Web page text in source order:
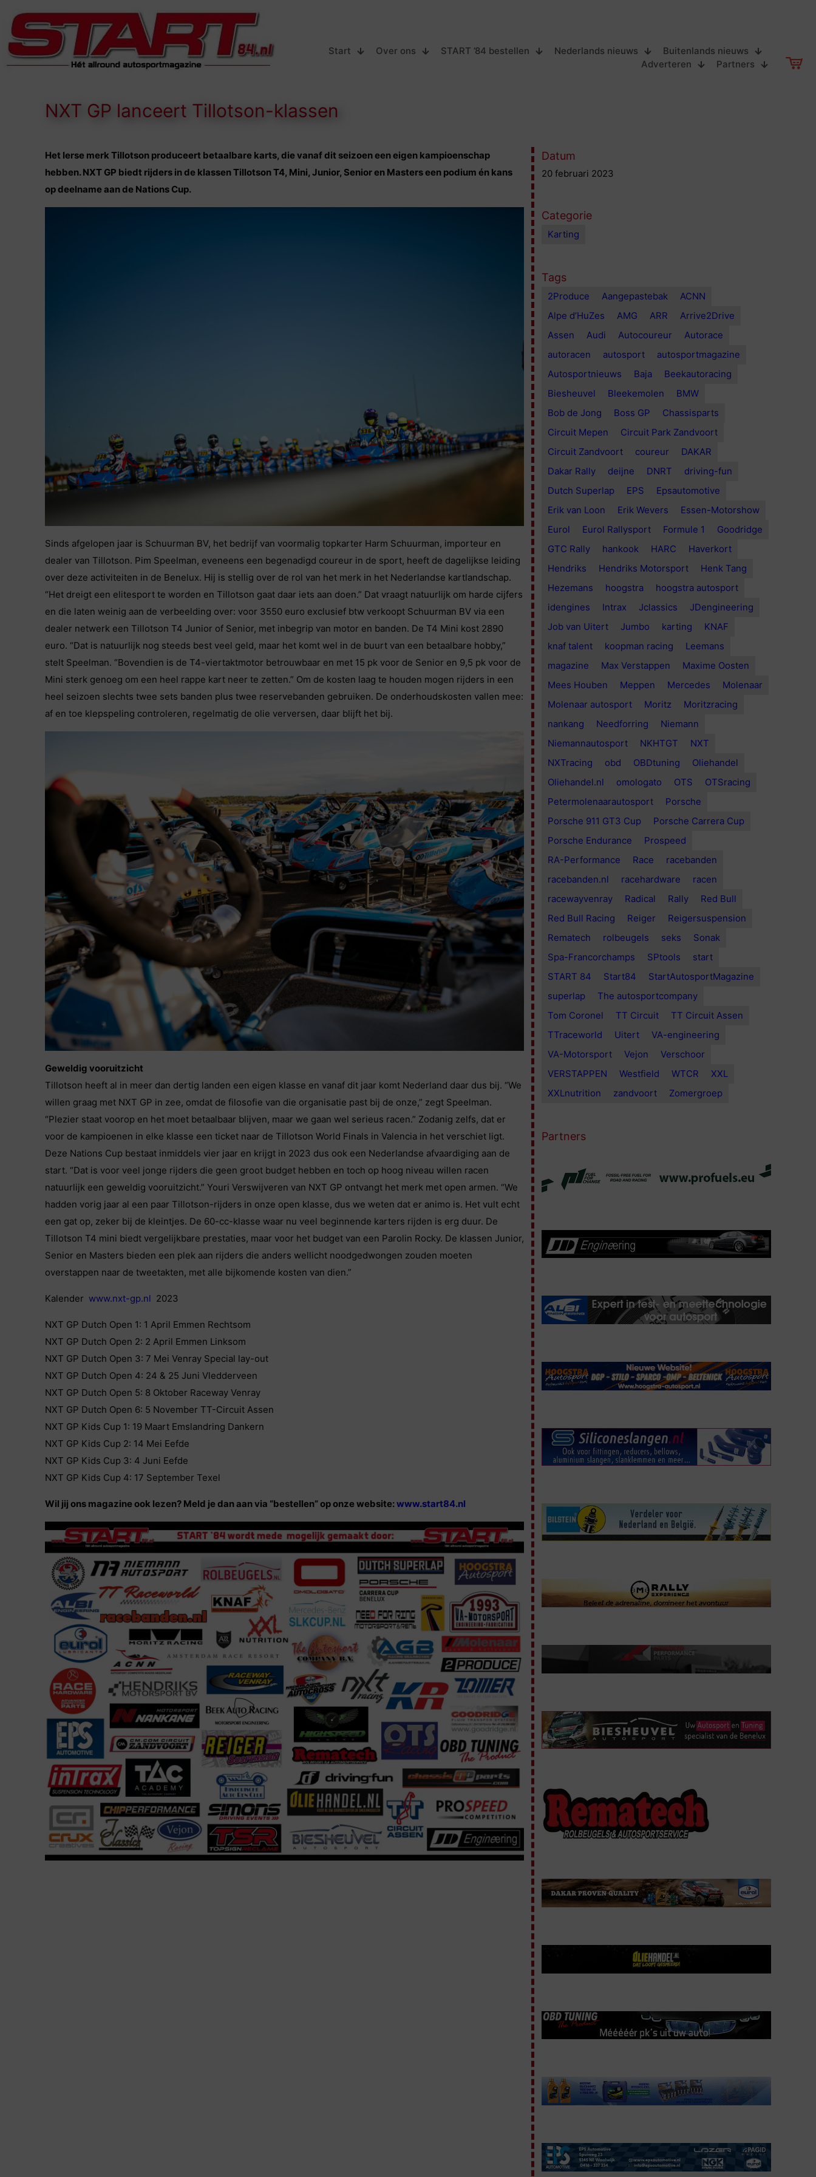
Start Over ons START ’84 bestellen Nederlands nieuws
Buitenlands nieuws
Adverteren
Partners
NXT GP lanceert Tillotson-klassen
Het Ierse merk Tillotson produceert betaalbare karts, die vanaf dit seizoen een eigen kampioenschap
hebben. NXT GP biedt rijders in de klassen Tillotson T4, Mini, Junior, Senior en Masters een podium én kans
op deelname aan de Nations Cup.
Sinds afgelopen jaar is Schuurman BV, het bedrijf van voormalig topkarter Harm Schuurman, importeur en
dealer van Tillotson. Pim Speelman, eveneens een begenadigd coureur in de sport, heeft de dagelijkse leiding
over deze activiteiten in de Benelux. Hij is stellig over de rol van het merk in het Nederlandse kartlandschap.
“Het dreigt een elitesport te worden en Tillotson gaat daar iets aan doen.” Dat vraagt natuurlijk om harde cijfers
en die laten weinig aan de verbeelding over: voor 3550 euro exclusief btw verkoopt Schuurman BV via een
dealer netwerk een Tillotson T4 Junior of Senior, met inbegrip van motor en banden. De T4 Mini kost 2890
euro. “Dat is natuurlijk nog steeds best veel geld, maar het komt wel in de buurt van een betaalbare hobby,”
stelt Speelman. “Bovendien is de T4-viertaktmotor betrouwbaar en met 15 pk voor de Senior en 9,5 pk voor de
Mini sterk genoeg om een heel rappe kart neer te zetten.” Om de kosten laag te houden mogen rijders in een
heel seizoen slechts twee sets banden plus twee reservebanden gebruiken. De onderhoudskosten vallen mee:
af en toe klepspeling controleren, regelmatig de olie verversen, daar blijft het bij.
Geweldig vooruitzicht
Tillotson heeft al in meer dan dertig landen een eigen klasse en vanaf dit jaar komt Nederland daar dus bij. “We
willen graag met NXT GP in zee, omdat de filosofie van die organisatie past bij de onze,” zegt Speelman.
“Plezier staat voorop en het moet betaalbaar blijven, maar we gaan wel serieus racen.” Zodanig zelfs, dat er
voor de kampioenen in elke klasse een ticket naar de Tillotson World Finals in Valencia in het verschiet ligt.
Deze Nations Cup bestaat inmiddels vier jaar en krijgt in 2023 dus ook een Nederlandse afvaardiging aan de
start. “Dat is voor veel jonge rijders die geen groot budget hebben en toch op hoog niveau willen racen
natuurlijk een geweldig vooruitzicht.” Youri Verswijveren van NXT GP ontvangt het merk met open armen. “We
hadden vorig jaar al een paar Tillotson-rijders in onze open klasse, dus we weten dat er animo is. Het vult echt
een gat op, zeker bij de kleintjes. De 60-cc-klasse waar nu veel beginnende karters rijden is erg duur. De
Tillotson T4 mini biedt vergelijkbare prestaties, maar voor het budget van een Parolin Rocky. De klassen Junior,
Senior en Masters bieden een plek aan rijders die anders wellicht noodgedwongen zouden moeten
overstappen naar de tweetakten, met alle bijkomende kosten van dien.”
Kalender www.nxt-gp.nl 2023
NXT GP Dutch Open 1: 1 April Emmen Rechtsom
NXT GP Dutch Open 2: 2 April Emmen Linksom
NXT GP Dutch Open 3: 7 Mei Venray Special lay-out
NXT GP Dutch Open 4: 24 & 25 Juni Vledderveen
NXT GP Dutch Open 5: 8 Oktober Raceway Venray
NXT GP Dutch Open 6: 5 November TT-Circuit Assen
NXT GP Kids Cup 1: 19 Maart Emslandring Dankern
NXT GP Kids Cup 2: 14 Mei Eefde
NXT GP Kids Cup 3: 4 Juni Eefde
NXT GP Kids Cup 4: 17 September Texel
Wil jij ons magazine ook lezen? Meld je dan aan via “bestellen” op onze website:www.start84.nl
Datum
20 februari 2023
Categorie
Karting
Tags
2Produce Aangepastebak
ACNN
Alpe d’HuZes
AMG ARR
Arrive2Drive
Assen
Audi Autocoureur
Autorace
autoracen
autosport
autosportmagazine
Autosportnieuws
Baja
Beekautoracing
Biesheuvel
Bleekemolen
BMW
Bob de Jong
Boss GP
Chassisparts
Circuit Mepen
Circuit Park Zandvoort
Circuit Zandvoort
coureur
DAKAR
Dakar Rally
deijne DNRT
driving-fun
Dutch Superlap
EPS
Epsautomotive
Erik van Loon
Erik Wevers
Essen-Motorshow
Eurol
Eurol Rallysport Formule 1
Goodridge
GTC Rally
hankook HARC
Haverkort
Hendriks
Hendriks Motorsport
Henk Tang
Hezemans
hoogstra
hoogstra autosport
idengines
Intrax Jclassics
JDengineering
Job van Uitert
Jumbo karting
KNAF
knaf talent
koopman racing
Leemans
magazine
Max Verstappen
Maxime Oosten
Mees Houben
Meppen Mercedes
Molenaar
Molenaar autosport
Moritz
Moritzracing
nankang
Needforring
Niemann
Niemannautosport
NKHTGT
NXT
NXTracing
obd OBDtuning
Oliehandel
Oliehandel.nl
omologato OTS
OTSracing
Petermolenaarautosport
Porsche
Porsche 911 GT3 Cup
Porsche Carrera Cup
Porsche Endurance
Prospeed
RA-Performance
Race
racebanden
racebanden.nl
racehardware
racen
racewayvenray
Radical Rally
Red Bull
Red Bull Racing
Reiger
Reigersuspension
Rematech
rolbeugels seks
Sonak
Spa-Francorchamps
SPtools
start
START 84
Start84
StartAutosportMagazine
superlap
The autosportcompany
Tom Coronel
TT Circuit
TT Circuit Assen
TTraceworld
Uitert
VA-engineering
VA-Motorsport
Vejon
Verschoor
VERSTAPPEN
Westfield WTCR
XXL
XXLnutrition
zandvoort Zomergroep
Partners